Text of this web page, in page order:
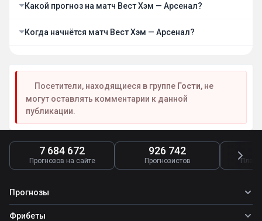
Какой прогноз на матч Вест Хэм — Арсенал?
Когда начнётся матч Вест Хэм — Арсенал?
Посетители, находящиеся в группе Гости, не
могут оставлять комментарии к данной
публикации.
7 684 672
Прогнозов на сайте
926 742
Прогнозистов
Прогнозы
Все прогнозы
Фрибеты